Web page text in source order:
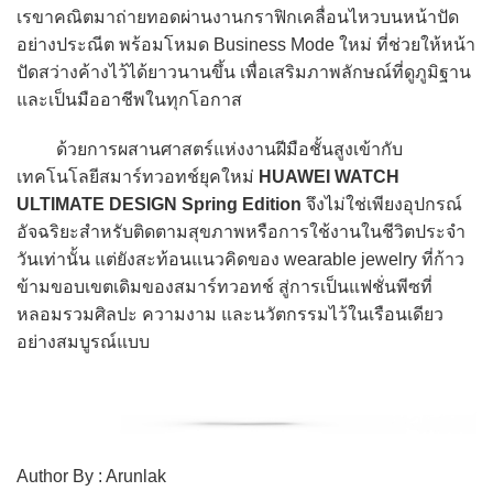
เรขาคณิตมาถ่ายทอดผ่านงานกราฟิกเคลื่อนไหวบนหน้าปัด
อย่างประณีต พร้อมโหมด Business Mode ใหม่ ที่ช่วยให้หน้า
ปัดสว่างค้างไว้ได้ยาวนานขึ้น เพื่อเสริมภาพลักษณ์ที่ดูภูมิฐาน
และเป็นมืออาชีพในทุกโอกาส
ด้วยการผสานศาสตร์แห่งงานฝีมือชั้นสูงเข้ากับ
เทคโนโลยีสมาร์ทวอทช์ยุคใหม่ HUAWEI WATCH
ULTIMATE DESIGN Spring Edition จึงไม่ใช่เพียงอุปกรณ์
อัจฉริยะสำหรับติดตามสุขภาพหรือการใช้งานในชีวิตประจำ
วันเท่านั้น แต่ยังสะท้อนแนวคิดของ wearable jewelry ที่ก้าว
ข้ามขอบเขตเดิมของสมาร์ทวอทช์ สู่การเป็นแฟชั่นพีซที่
หลอมรวมศิลปะ ความงาม และนวัตกรรมไว้ในเรือนเดียว
อย่างสมบูรณ์แบบ
Author By : Arunlak